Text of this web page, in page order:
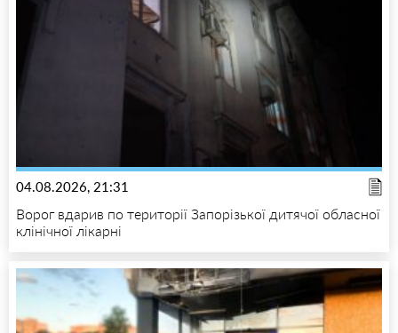
04.08.2026, 21:31
Ворог вдарив по території Запорізької дитячої обласної
клінічної лікарні